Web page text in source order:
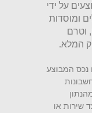
על ידי
ומוסדות
וטרם
המלא.
נכס המבוצע
שירות או